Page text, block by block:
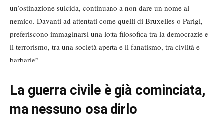
un’ostinazione suicida, continuano a non dare un nome al
nemico. Davanti ad attentati come quelli di Bruxelles o Parigi,
preferiscono immaginarsi una lotta filosofica tra la democrazie e
il terrorismo, tra una società aperta e il fanatismo, tra civiltà e
barbarie”.
La guerra civile è già cominciata,
ma nessuno osa dirlo